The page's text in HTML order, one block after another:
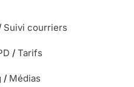
Suivi courriers
/ Tarifs
/ Médias